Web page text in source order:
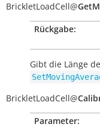
BrickletLoadCell@
Rückgabe:
Gibt die Länge
BrickletLoadCell@
Parameter: